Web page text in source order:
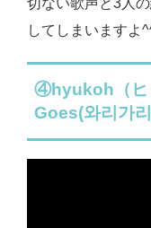
切ない歌声と3人
してしまいますよ
④hyukoh（ヒ
Goes(와리가